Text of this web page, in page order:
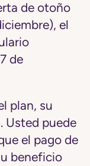
de otoño
el
de
plan, su
Usted puede
el pago de
beneficio